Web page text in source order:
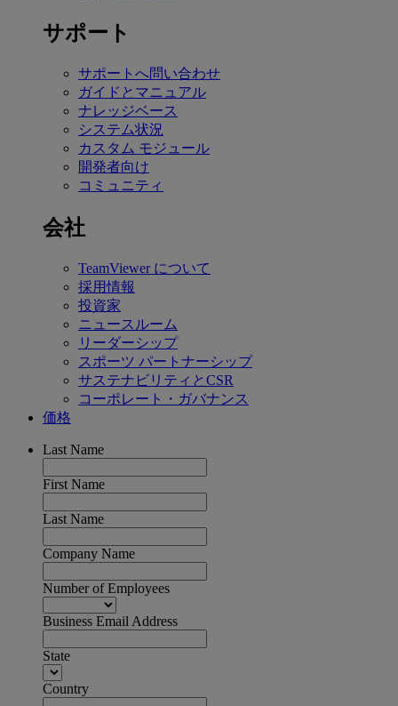
サポート
サポートへ問い合わせ
ガイドとマニュアル
ナレッジベース
システム状況
カスタム モジュール
開発者向け
コミュニティ
会社
TeamViewer について
採用情報
投資家
ニュースルーム
リーダーシップ
スポーツ パートナーシップ
サステナビリティとCSR
コーポレート・ガバナンス
価格
Last Name
First Name
Last Name
Company Name
Number of Employees
Business Email Address
State
Country